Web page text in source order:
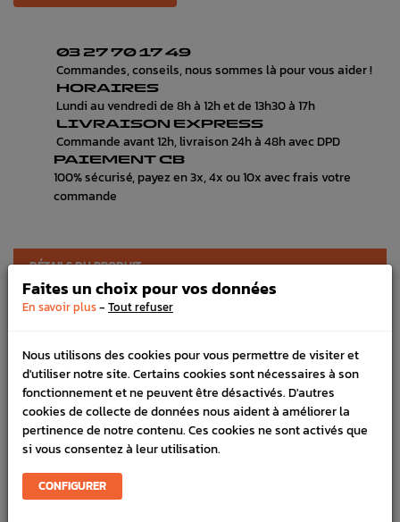
03 27 70 17 49
Commandes, conseils, nous sommes là pour vous aider !
HORAIRES
Lundi au vendredi de 8h à 12h et de 13h30 à 17h
LIVRAISON EXPRESS
Commande avant 12h, livraison 24h à 48h avec DPD
PAIEMENT CB
100% sécurisé, payez en 3x, 4x ou 10x avec frais votre
commande
DÉTAILS DU PRODUIT
LIVRAISON
Référence :2784
En stock :1
DANSLA MÊME
CATÉGORIE
Faites un choix pour vos données
En savoir plus- Tout refuser
Nous utilisons des cookies pour vous permettre de visiter et
d'utiliser notre site. Certains cookies sont nécessaires à son
fonctionnement et ne peuvent être désactivés. D'autres
cookies de collecte de données nous aident à améliorer la
pertinence de notre contenu. Ces cookies ne sont activés que
si vous consentez à leur utilisation.
CONFIGURER